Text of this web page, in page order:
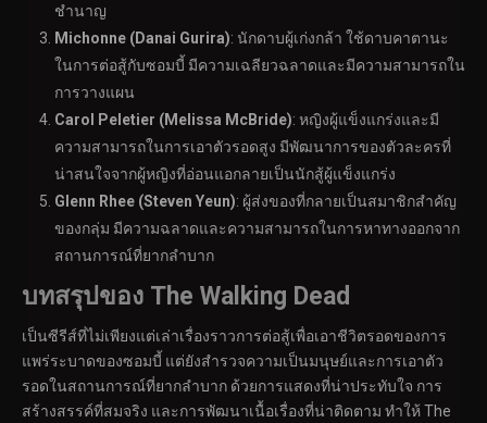
ชำนาญ
Michonne (Danai Gurira): นักดาบผู้เก่งกล้า ใช้ดาบคาตานะ
ในการต่อสู้กับซอมบี้ มีความเฉลียวฉลาดและมีความสามารถใน
การวางแผน
Carol Peletier (Melissa McBride): หญิงผู้แข็งแกร่งและมี
ความสามารถในการเอาตัวรอดสูง มีพัฒนาการของตัวละครที่
น่าสนใจจากผู้หญิงที่อ่อนแอกลายเป็นนักสู้ผู้แข็งแกร่ง
Glenn Rhee (Steven Yeun): ผู้ส่งของที่กลายเป็นสมาชิกสำคัญ
ของกลุ่ม มีความฉลาดและความสามารถในการหาทางออกจาก
สถานการณ์ที่ยากลำบาก
บทสรุปของ The Walking Dead
เป็นซีรีส์ที่ไม่เพียงแต่เล่าเรื่องราวการต่อสู้เพื่อเอาชีวิตรอดของการ
แพร่ระบาดของซอมบี้ แต่ยังสำรวจความเป็นมนุษย์และการเอาตัว
รอดในสถานการณ์ที่ยากลำบาก ด้วยการแสดงที่น่าประทับใจ การ
สร้างสรรค์ที่สมจริง และการพัฒนาเนื้อเรื่องที่น่าติดตาม ทำให้ The